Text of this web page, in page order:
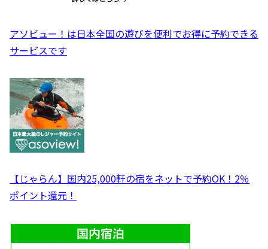
アソビュー！は日本全国の遊びを便利でお得に予約できる
サービスです
【じゃらん】国内25,000軒の宿をネットで予約OK！2％
ポイント還元！